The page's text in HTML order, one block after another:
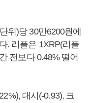
위)당 30만6200원에
. 리플은 1XRP(리플
전보다 0.48% 떨어
대시(-0.93), 크